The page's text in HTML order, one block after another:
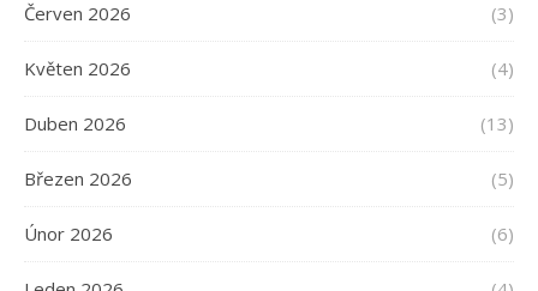
Červen 2026 (3)
Květen 2026 (4)
Duben 2026 (13)
Březen 2026 (5)
Únor 2026 (6)